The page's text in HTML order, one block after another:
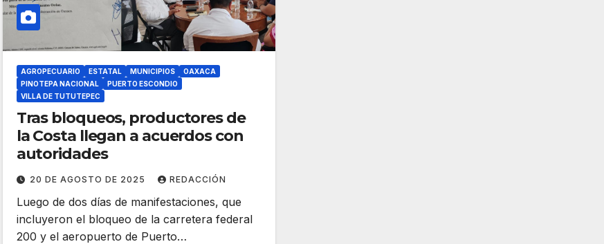
AGROPECUARIO ESTATAL MUNICIPIOS
OAXACA
PINOTEPA NACIONAL
PUERTO ESCONDIO
VILLA DE TUTUTEPEC
Tras bloqueos, productores de
la Costa llegan a acuerdos con
autoridades
20 DE AGOSTO DE 2025 REDACCIÓN
Luego de dos días de manifestaciones, que
incluyeron el bloqueo de la carretera federal
200 y el aeropuerto de Puerto…